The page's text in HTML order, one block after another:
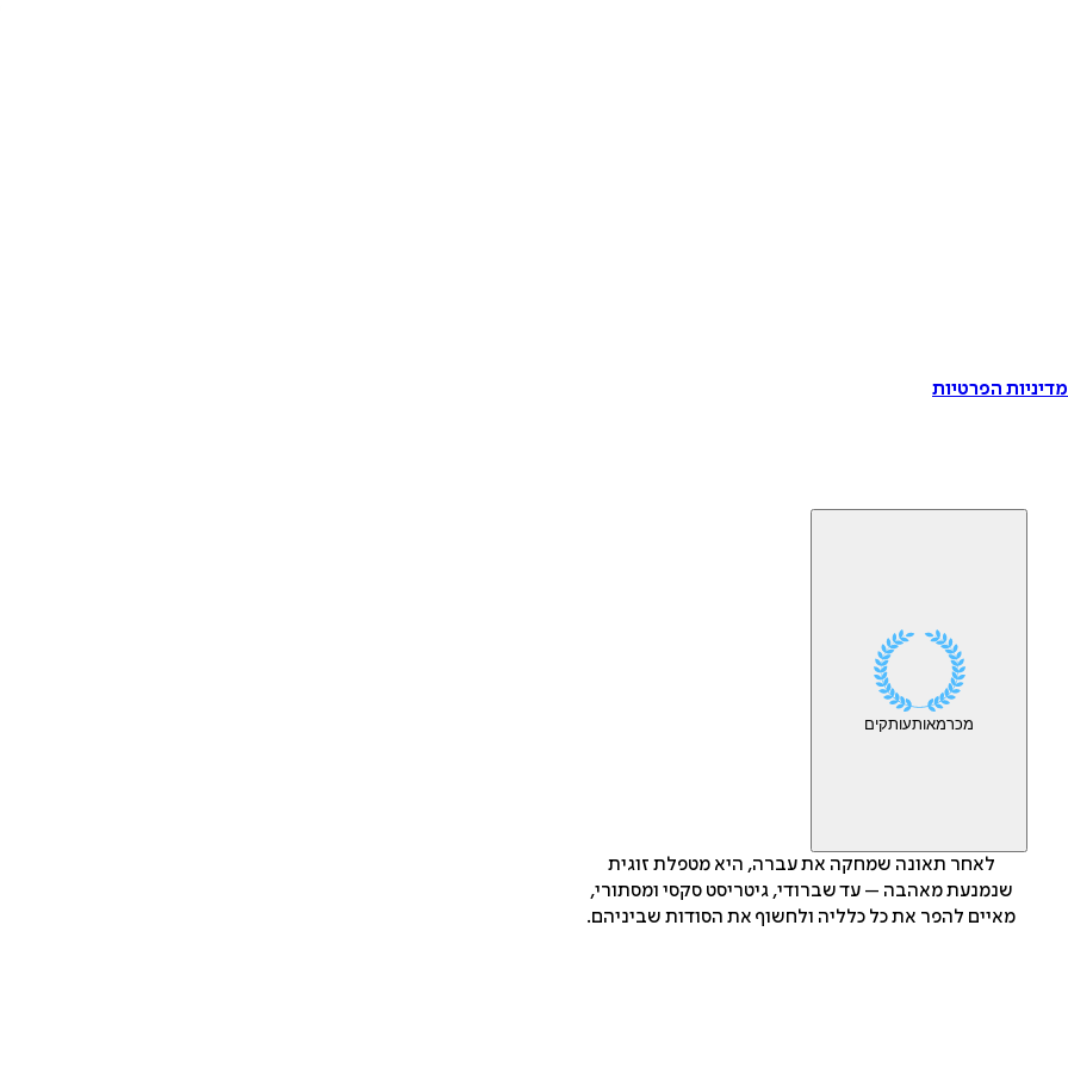
הפרטיות
מכרמאותעותקים
לאחר תאונה שמחקה את עברה, היא מטפלת זוגית
שנמנעת מאהבה – עד שברודי, גיטריסט סקסי ומסתורי,
מאיים להפר את כל כלליה ולחשוף את הסודות שביניהם.